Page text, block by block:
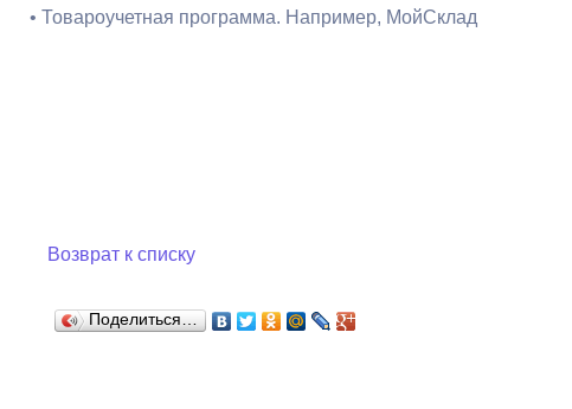
• Товароучетная программа. Например, МойСклад
Возврат к списку
Поделиться…